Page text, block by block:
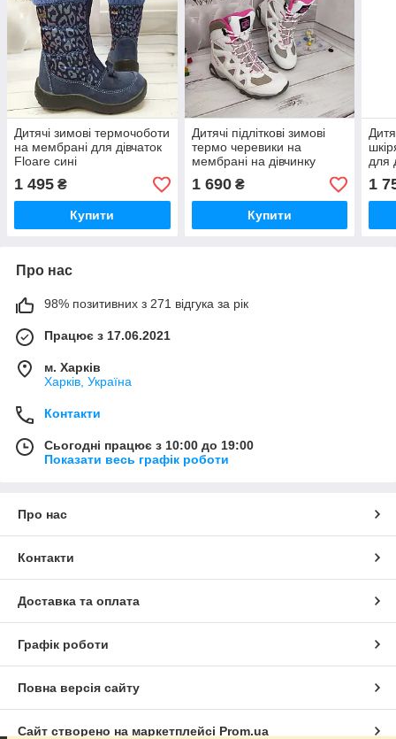
Дитячі зимові термочоботи
на мембрані для дівчаток
Floare сині
1 495 ₴
Купити
Дитячі підліткові зимові
термо черевики на
мембрані на дівчинку
B&GTermo білі розмір 36
1 690₴
Купити
для
1
Про нас
98% позитивних з 271 відгука за рік
Працює з 17.06.2021
м. Харків
Харків, Україна
Контакти
Сьогодні працює з 10:00 до 19:00
Показати весь графік роботи
Про нас
Контакти
Доставка та оплата
Графік роботи
Повна версія сайту
Сайт створено на маркетплейсі Prom.ua